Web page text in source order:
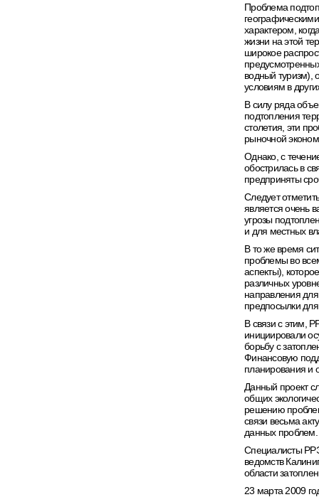
Проблема
характером,
жизни на этой
широкое
водный туризм),
условиям в
В силу ряда
подтопления
столетия, эти
рыночной
Однако, с
обострилась в
предприняты
Следует
является очень
угрозы
и для местных
В то же время
проблемы во
аспекты),
различных
направления
предпосылки для
В связи с этим,
инициировали
борьбу с
Финансовую
планирования и
Данный проект
общих
решению
связи весьма
данных проблем.
Специалисты
ведомств
области
23 марта 2009